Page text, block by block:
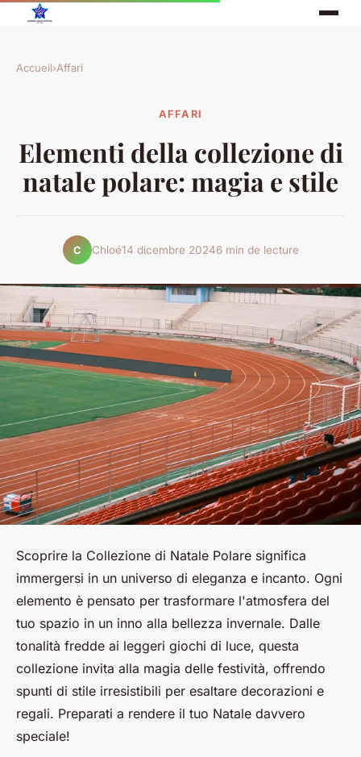
Accueil›Affari
AFFARI
Elementi della collezione di
natale polare: magia e stile
C Chloé14 dicembre 20246 min de lecture
Scoprire la Collezione di Natale Polare significa
immergersi in un universo di eleganza e incanto. Ogni
elemento è pensato per trasformare l'atmosfera del
tuo spazio in un inno alla bellezza invernale. Dalle
tonalità fredde ai leggeri giochi di luce, questa
collezione invita alla magia delle festività, offrendo
spunti di stile irresistibili per esaltare decorazioni e
regali. Preparati a rendere il tuo Natale davvero
speciale!